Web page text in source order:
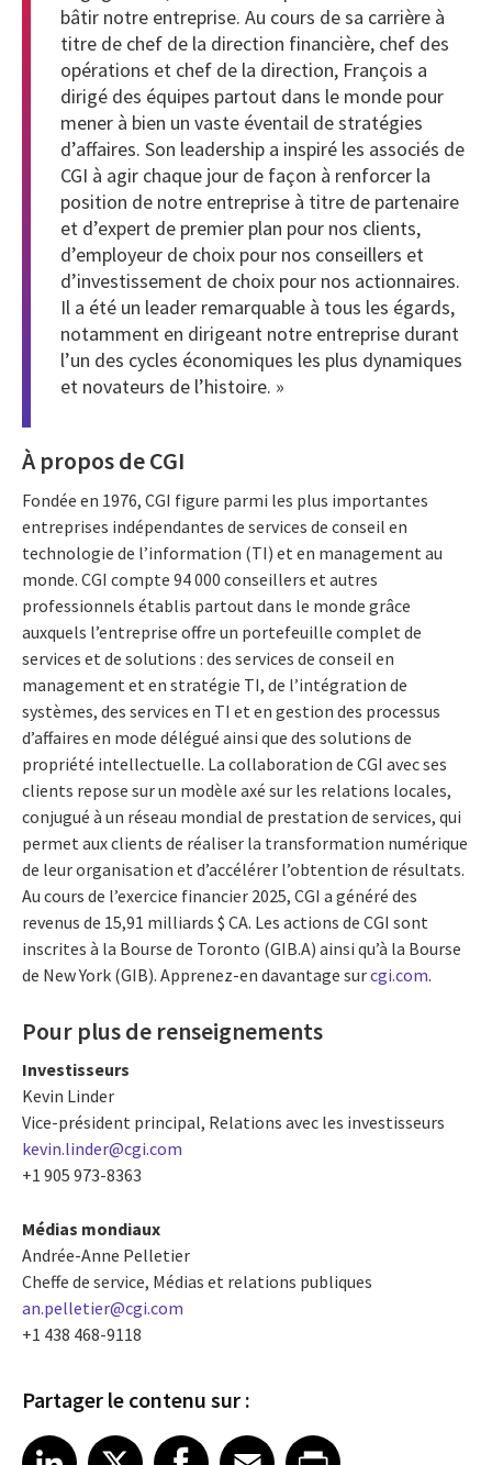
bâtir notre entreprise. Au cours de sa carrière à
titre de chef de la direction financière, chef des
opérations et chef de la direction, François a
dirigé des équipes partout dans le monde pour
mener à bien un vaste éventail de stratégies
d’affaires. Son leadership a inspiré les associés de
CGI à agir chaque jour de façon à renforcer la
position de notre entreprise à titre de partenaire
et d’expert de premier plan pour nos clients,
d’employeur de choix pour nos conseillers et
d’investissement de choix pour nos actionnaires.
Il a été un leader remarquable à tous les égards,
notamment en dirigeant notre entreprise durant
l’un des cycles économiques les plus dynamiques
et novateurs de l’histoire. »
À propos de CGI
Fondée en 1976, CGI figure parmi les plus importantes
entreprises indépendantes de services de conseil en
technologie de l’information (TI) et en management au
monde. CGI compte 94 000 conseillers et autres
professionnels établis partout dans le monde grâce
auxquels l’entreprise offre un portefeuille complet de
services et de solutions : des services de conseil en
management et en stratégie TI, de l’intégration de
systèmes, des services en TI et en gestion des processus
d’affaires en mode délégué ainsi que des solutions de
propriété intellectuelle. La collaboration de CGI avec ses
clients repose sur un modèle axé sur les relations locales,
conjugué à un réseau mondial de prestation de services, qui
permet aux clients de réaliser la transformation numérique
de leur organisation et d’accélérer l’obtention de résultats.
Au cours de l’exercice financier 2025, CGI a généré des
revenus de 15,91 milliards $ CA. Les actions de CGI sont
inscrites à la Bourse de Toronto (GIB.A) ainsi qu’à la Bourse
de New York (GIB). Apprenez-en davantage surcgi.com.
Pour plus de renseignements
Investisseurs
Kevin Linder
Vice-président principal, Relations avec les investisseurs
kevin.linder@cgi.com
+1 905 973-8363
Médias mondiaux
Andrée-Anne Pelletier
Cheffe de service, Médias et relations publiques
an.pelletier@cgi.com
+1 438 468-9118
Partager le contenu sur :
Share article on LinkedIn
LinkedIn
Share article on XShare article on Facebook
Facebook
Share article on Email
EmailShare article on Print